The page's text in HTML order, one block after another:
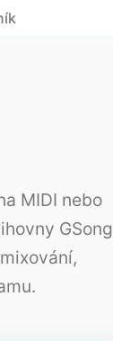
MIDI nebo
GSong